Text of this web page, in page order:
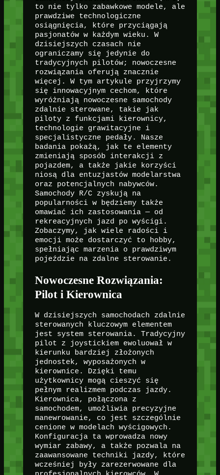
to nie tylko zabawkowe modele, ale
prawdziwe technologiczne
osiągnięcia, które przyciągają
pasjonatów w każdym wieku. W
dzisiejszych czasach nie
ograniczamy się jedynie do
tradycyjnych pilotów; nowoczesne
rozwiązania oferują znacznie
więcej. W tym artykule przyjrzymy
się innowacyjnym cechom, które
wyróżniają nowoczesne samochody
zdalnie sterowane, takie jak
piloty z funkcjami kierownicy,
technologie grawitacyjne i
specjalistyczne pedały. Nasze
badania pokażą, jak te elementy
zmieniają sposób interakcji z
pojazdem, a także jakie korzyści
niosą dla entuzjastów modelarstwa
oraz potencjalnych nabywców.
Samochody R/C zyskują na
popularności w będziemy także
omawiać ich zastosowania — od
rekreacyjnych jazd po wyścigi.
Zobaczymy, jak wiele radości i
emocji może dostarczyć to hobby,
spełniając marzenia o prawdziwym
pojeździe na zdalne sterowanie.
Nowoczesne Rozwiązania:
Pilot i Kierownica
W dzisiejszych samochodach zdalnie
sterowanych kluczowym elementem
jest system sterowania. Tradycyjny
pilot z joystickiem ewoluował w
kierunku bardziej złożonych
jednostek, wyposażonych w
kierownice. Dzięki temu
użytkownicy mogą cieszyć się
pełnym realizmem podczas jazdy.
Kierownica, połączona z
samochodem, umożliwia precyzyjne
manewrowanie, co jest szczególnie
cenione w modelach wyścigowych.
Konfiguracja ta wprowadza nowy
wymiar zabawy, a także pozwala na
zaawansowane techniki jazdy, które
wcześniej były zarezerwowane dla